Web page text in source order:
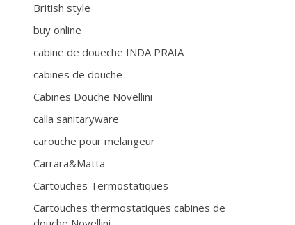
British style
buy online
cabine de doueche INDA PRAIA
cabines de douche
Cabines Douche Novellini
calla sanitaryware
carouche pour melangeur
Carrara&Matta
Cartouches Termostatiques
Cartouches thermostatiques cabines de